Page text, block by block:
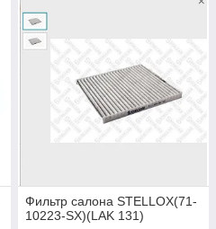
Фильтр салона STELLOX(71-
10223-SX)(LAK 131)